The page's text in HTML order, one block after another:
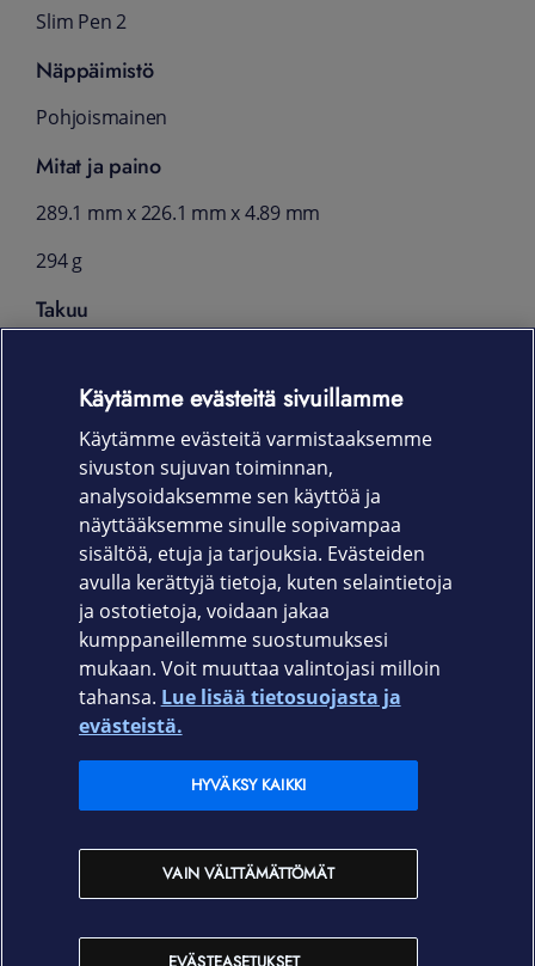
Slim Pen 2
Näppäimistö
Pohjoismainen
Mitat ja paino
289.1 mm x 226.1 mm x 4.89 mm
294 g
Takuu
Yhteensopiva
Microsoft Surface Pro 10 for Business, Pro
11, Pro 8, Pro 8 for Business, Pro 9, Pro 9 for
Business, Pro Copilot+ PC (11th Edition), Pro
Copilot+ PC for Business (11th Edition)
Elisa.fi
Elisan myymälät
Käytämme evästeitä sivuillamme
Käytämme evästeitä varmistaaksemme
sivuston sujuvan toiminnan,
analysoidaksemme sen käyttöä ja
näyttääksemme sinulle sopivampaa
sisältöä, etuja ja tarjouksia. Evästeiden
avulla kerättyjä tietoja, kuten selaintietoja
ja ostotietoja, voidaan jakaa
kumppaneillemme suostumuksesi
mukaan. Voit muuttaa valintojasi milloin
tahansa. Lue lisää tietosuojasta ja
evästeistä.
VAIN VÄLTTÄMÄTTÖMÄT
HYVÄKSY KAIKKI